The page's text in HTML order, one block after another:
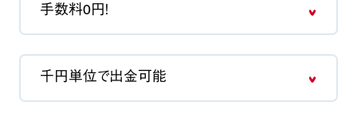
手数料0円！
千円単位で出金可能